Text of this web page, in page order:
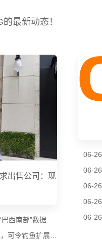
最新动态！
出售公司：现
06-26
06-26
06-26
06-26
06-26